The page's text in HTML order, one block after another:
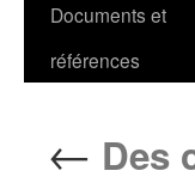
Documents et
références
← Des